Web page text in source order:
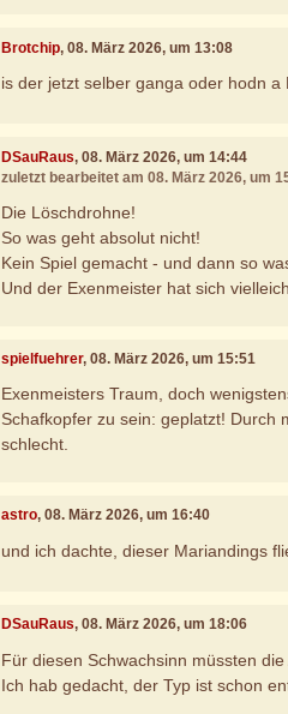
Brotchip, 08. März 2026, um 13:08
is der jetzt selber ganga oder hodn a
DSauRaus, 08. März 2026, um 14:44
zuletzt bearbeitet am 08. März 2026, um
Die Löschdrohne!
So was geht absolut nicht!
Kein Spiel gemacht - und dann so
Und der Exenmeister hat sich
spielfuehrer, 08. März 2026, um 15:51
Exenmeisters Traum, doch
Schafkopfer zu sein: geplatzt! Durch
schlecht.
astro, 08. März 2026, um 16:40
und ich dachte, dieser Mariandings
DSauRaus, 08. März 2026, um 18:06
Für diesen Schwachsinn müssten die
Ich hab gedacht, der Typ ist schon